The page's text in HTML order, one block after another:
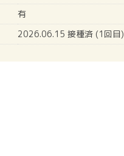
有
2026.06.15 接種済 (1回目)